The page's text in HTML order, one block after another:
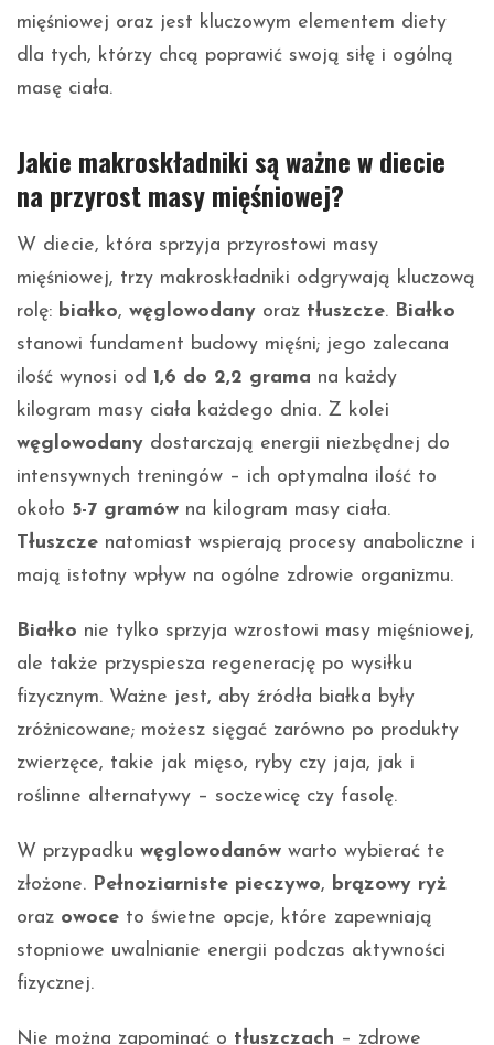
mięśniowej oraz jest kluczowym elementem diety
dla tych, którzy chcą poprawić swoją siłę i ogólną
masę ciała.
Jakie makroskładniki są ważne w diecie
na przyrost masy mięśniowej?
W diecie, która sprzyja przyrostowi masy
mięśniowej, trzy makroskładniki odgrywają kluczową
rolę: białko, węglowodany oraz tłuszcze. Białko
stanowi fundament budowy mięśni; jego zalecana
ilość wynosi od 1,6 do 2,2 grama na każdy
kilogram masy ciała każdego dnia. Z kolei
węglowodany dostarczają energii niezbędnej do
intensywnych treningów – ich optymalna ilość to
około 5-7 gramów na kilogram masy ciała.
Tłuszcze natomiast wspierają procesy anaboliczne i
mają istotny wpływ na ogólne zdrowie organizmu.
Białko nie tylko sprzyja wzrostowi masy mięśniowej,
ale także przyspiesza regenerację po wysiłku
fizycznym. Ważne jest, aby źródła białka były
zróżnicowane; możesz sięgać zarówno po produkty
zwierzęce, takie jak mięso, ryby czy jaja, jak i
roślinne alternatywy – soczewicę czy fasolę.
W przypadku węglowodanów warto wybierać te
złożone. Pełnoziarniste pieczywo, brązowy ryż
oraz owoce to świetne opcje, które zapewniają
stopniowe uwalnianie energii podczas aktywności
fizycznej.
Nie można zapominać o tłuszczach – zdrowe